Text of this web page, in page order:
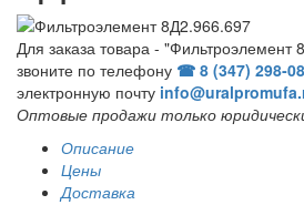
Для заказа товара - "Фильтроэлемент
звоните по телефону ☎ 8 (347)
электронную почту
Оптовые продажи только
Описание
Цены
Доставка